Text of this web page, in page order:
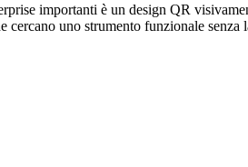
importanti è un design QR
uno strumento funzionale